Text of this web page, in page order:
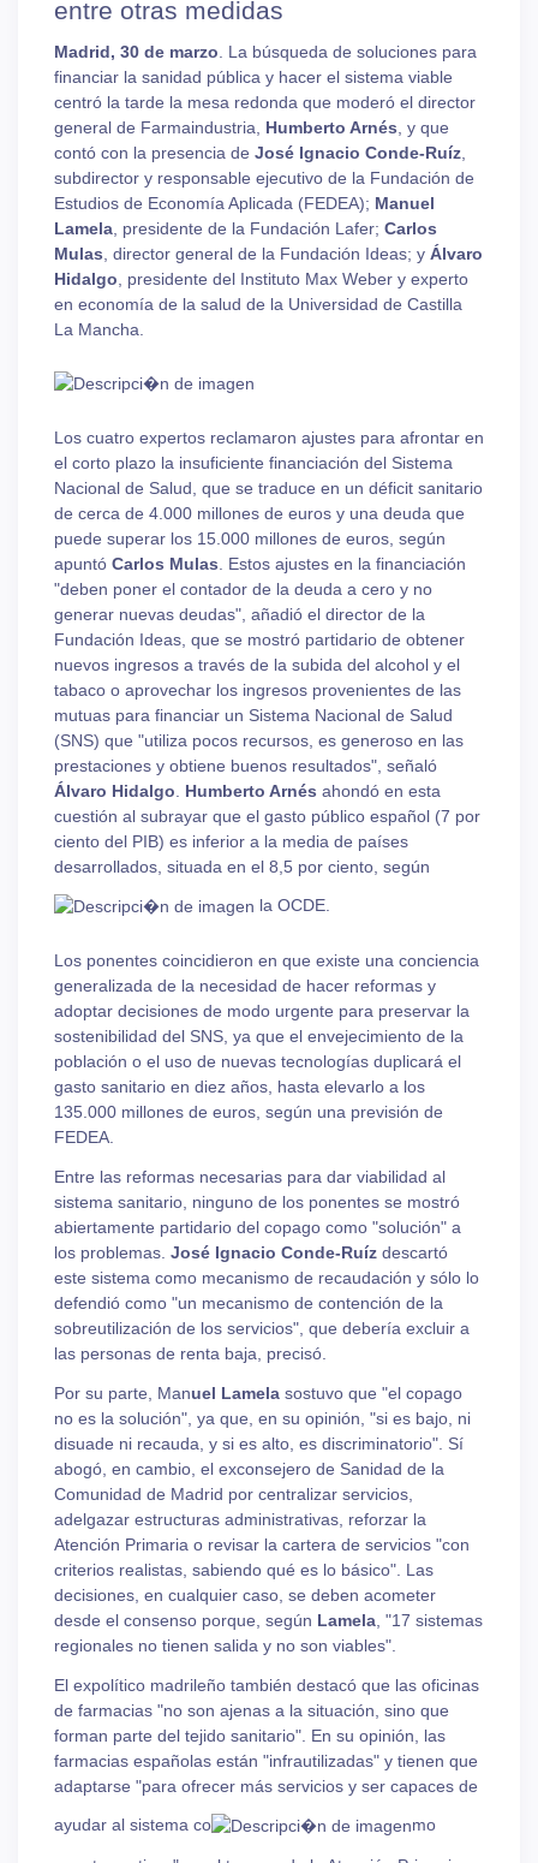
entre otras medidas
Madrid, 30 de marzo . La búsqueda de soluciones para
financiar la sanidad pública y hacer el sistema viable
centró la tarde la mesa redonda que moderó el director
general de Farmaindustria, Humberto Arnés , y que
contó con la presencia de José Ignacio Conde-Ruíz
subdirector y responsable ejecutivo de la Fundación de
Estudios de Economía Aplicada (FEDEA); Manuel
Lamela , presidente de la Fundación Lafer; Carlos
Mulas , director general de la Fundación Ideas; y Álvaro
Hidalgo , presidente del Instituto Max Weber y experto
en economía de la salud de la Universidad de Castilla
La Mancha.
Los cuatro expertos reclamaron ajustes para afrontar en
el corto plazo la insuficiente financiación del Sistema
Nacional de Salud, que se traduce en un déficit sanitario
de cerca de 4.000 millones de euros y una deuda que
puede superar los 15.000 millones de euros, según
apuntó Carlos Mulas . Estos ajustes en la financiación
"deben poner el contador de la deuda a cero y no
generar nuevas deudas", añadió el director de la
Fundación Ideas, que se mostró partidario de obtener
nuevos ingresos a través de la subida del alcohol y el
tabaco o aprovechar los ingresos provenientes de las
mutuas para financiar un Sistema Nacional de Salud
(SNS) que "utiliza pocos recursos, es generoso en las
prestaciones y obtiene buenos resultados", señaló
Álvaro Hidalgo
Humberto Arnés ahondó en esta
cuestión al subrayar que el gasto público español (7 por
ciento del PIB) es inferior a la media de países
desarrollados, situada en el 8,5 por ciento, según
la OCDE.
Los ponentes coincidieron en que existe una conciencia
generalizada de la necesidad de hacer reformas y
adoptar decisiones de modo urgente para preservar la
sostenibilidad del SNS, ya que el envejecimiento de la
población o el uso de nuevas tecnologías duplicará el
gasto sanitario en diez años, hasta elevarlo a los
135.000 millones de euros, según una previsión de
FEDEA.
Entre las reformas necesarias para dar viabilidad al
sistema sanitario, ninguno de los ponentes se mostró
abiertamente partidario del copago como "solución" a
los problemas. José Ignacio Conde-Ruíz descartó
este sistema como mecanismo de recaudación y sólo lo
defendió como "un mecanismo de contención de la
sobreutilización de los servicios", que debería excluir a
las personas de renta baja, precisó.
Por su parte, Manuel Lamela sostuvo que "el copago
no es la solución", ya que, en su opinión, "si es bajo, ni
disuade ni recauda, y si es alto, es discriminatorio". Sí
abogó, en cambio, el exconsejero de Sanidad de la
Comunidad de Madrid por centralizar servicios,
adelgazar estructuras administrativas, reforzar la
Atención Primaria o revisar la cartera de servicios "con
criterios realistas, sabiendo qué es lo básico". Las
decisiones, en cualquier caso, se deben acometer
desde el consenso porque, según Lamela , "17 sistemas
regionales no tienen salida y no son viables".
El expolítico madrileño también destacó que las oficinas
de farmacias "no son ajenas a la situación, sino que
forman parte del tejido sanitario". En su opinión, las
farmacias españolas están "infrautilizadas" y tienen que
adaptarse "para ofrecer más servicios y ser capaces de
ayudar al sistema co mo